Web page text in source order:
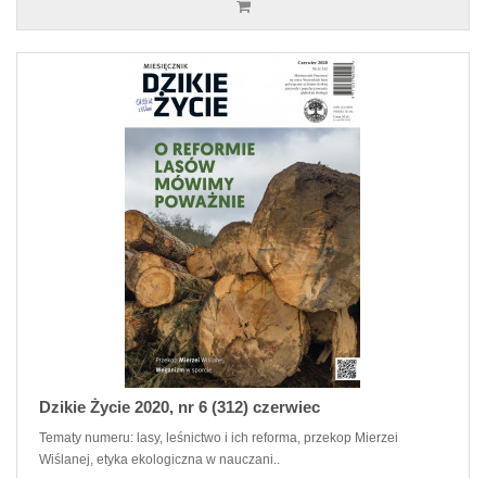
Dzikie Życie 2020, nr 6 (312) czerwiec
Tematy numeru: lasy, leśnictwo i ich reforma, przekop Mierzei
Wiślanej, etyka ekologiczna w nauczani..